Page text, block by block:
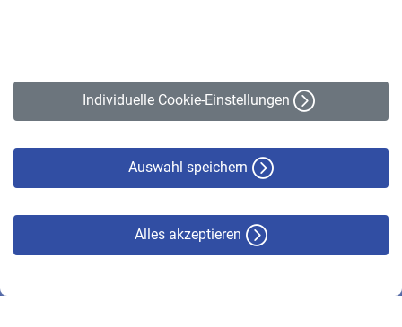
Individuelle Cookie-Einstellungen
Auswahl speichern
Alles akzeptieren
Erklärung zur Barrierefreiheit
© VBL 2026